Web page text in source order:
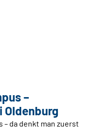
–
Oldenburg
– da denkt man zuerst